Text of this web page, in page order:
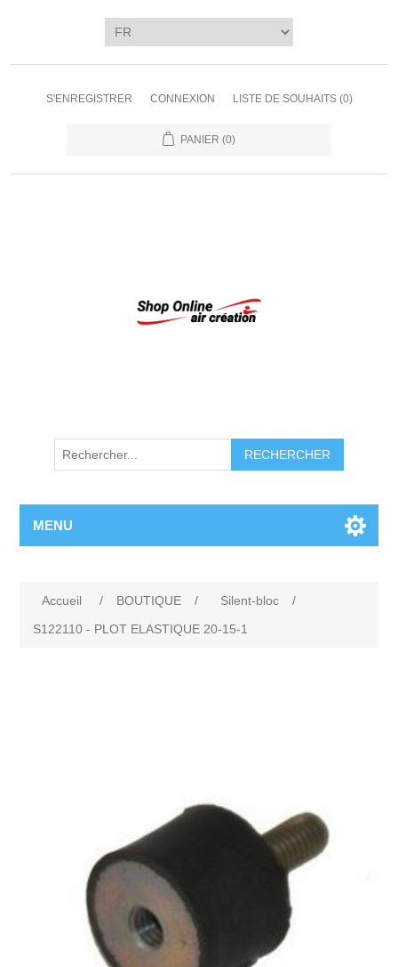
S'ENREGISTRER CONNEXION LISTE DE SOUHAITS (0)
PANIER (0)
RECHERCHER
MENU
Accueil / BOUTIQUE / Silent-bloc
/
S122110 - PLOT ELASTIQUE 20-15-1